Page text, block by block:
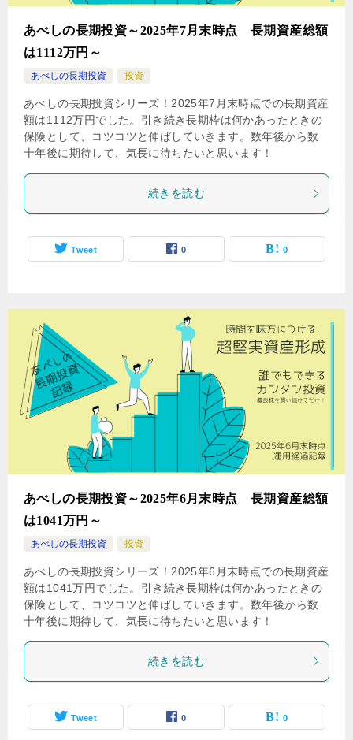
あべしの長期投資～2025年7月末時点 長期資産総額
は1112万円～
あべしの長期投資 投資
あべしの長期投資シリーズ！2025年7月末時点での長期資産
額は1112万円でした。引き続き長期枠は何かあったときの
保険として、コツコツと伸ばしていきます。数年後から数
十年後に期待して、気長に待ちたいと思います！
続きを読む
Tweet 0 0
あべしの長期投資～2025年6月末時点 長期資産総額
は1041万円～
あべしの長期投資 投資
あべしの長期投資シリーズ！2025年6月末時点での長期資産
額は1041万円でした。引き続き長期枠は何かあったときの
保険として、コツコツと伸ばしていきます。数年後から数
十年後に期待して、気長に待ちたいと思います！
続きを読む
Tweet 0 0